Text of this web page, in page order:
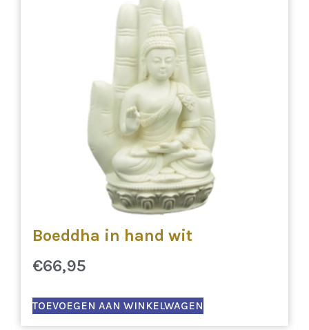
Boeddha in hand wit
€66,95
TOEVOEGEN AAN WINKELWAGEN